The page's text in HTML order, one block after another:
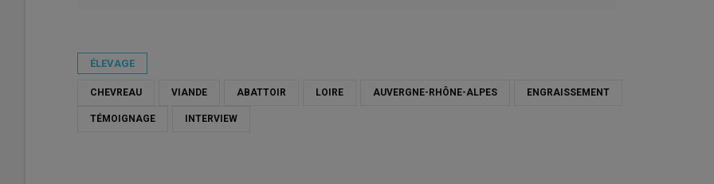
ÉLEVAGE
CHEVREAU VIANDE ABATTOIR LOIRE AUVERGNE-RHÔNE-ALPES ENGRAISSEMENT
TÉMOIGNAGE INTERVIEW